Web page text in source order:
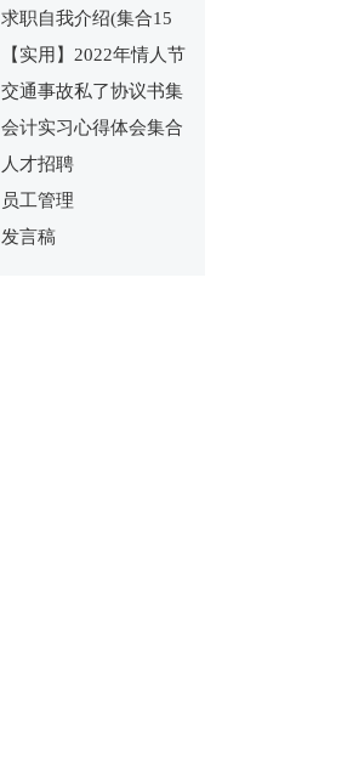
求职自我介绍(集合15
篇)
【实用】2022年情人节
祝福短语汇编65句
交通事故私了协议书集
合7篇
会计实习心得体会集合
15篇
人才招聘
员工管理
发言稿